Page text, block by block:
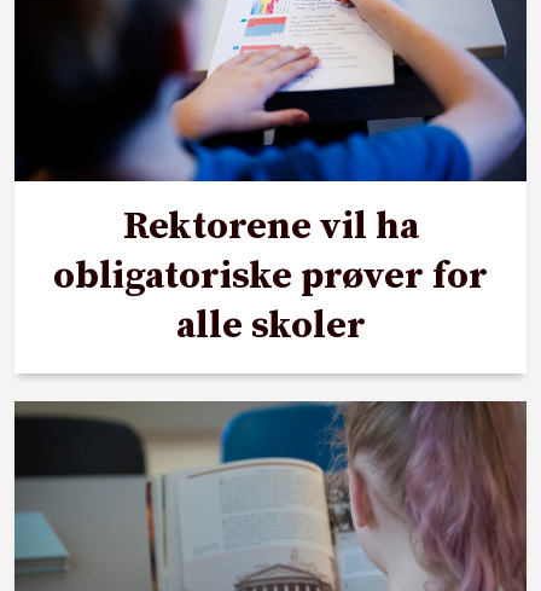
Rektorene vil ha
obligatoriske prøver for
alle skoler